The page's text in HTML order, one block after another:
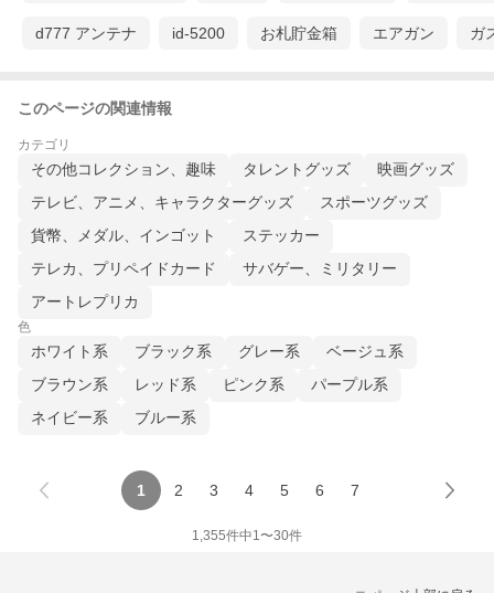
d777 アンテナ id-5200 お札貯金箱 エアガン ガ
このページの関連情報
カテゴリ
その他コレクション、趣味 タレントグッズ
映画グッズ
テレビ、アニメ、キャラクターグッズ
スポーツグッズ
貨幣、メダル、インゴット
ステッカー
テレカ、プリペイドカード
サバゲー、ミリタリー
アートレプリカ
色
ホワイト系 ブラック系 グレー系
ベージュ系
ブラウン系
レッド系 ピンク系
パープル系
ネイビー系
ブルー系
1 2 3 4 5 6 7
1,355件中1〜30件